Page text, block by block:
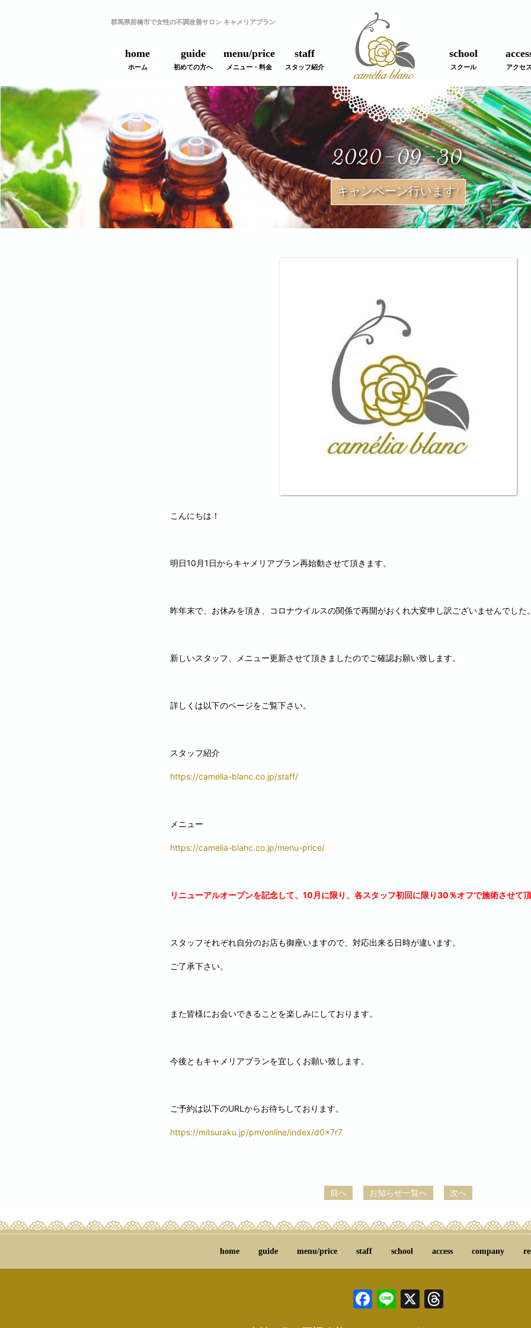
群馬県前橋市で女性の不調改善サロン キャメリアブラン
home
ホーム
guide
初めての方へ
menu/price
メニュー・料金
staff
スタッフ紹介
school
スクール アクセス
2020-09-30
キャンペーン行います!
こんにちは！
明日10月1日からキャメリアブラン再始動させて頂きます。
昨年末で、お休みを頂き、コロナウイルスの関係で再開がおくれ大変申し訳ございませんでした。
新しいスタッフ、メニュー更新させて頂きましたのでご確認お願い致します。
詳しくは以下のページをご覧下さい。
スタッフ紹介
https://camelia-blanc.co.jp/staff/
メニュー
https://camelia-blanc.co.jp/menu-price/
リニューアルオープンを記念して、10月に限り、各スタッフ初回に限り30％オフで施術させて頂
スタッフそれぞれ自分のお店も御座いますので、対応出来る日時が違います。
ご了承下さい。
また皆様にお会いできることを楽しみにしております。
今後ともキャメリアブランを宜しくお願い致します。
ご予約は以下のURLからお待ちしております。
https://mitsuraku.jp/pm/online/index/d0x7r7
前へ お知らせ一覧へ 次へ
home guide menu/price staff school access company
Facebook
Line
X